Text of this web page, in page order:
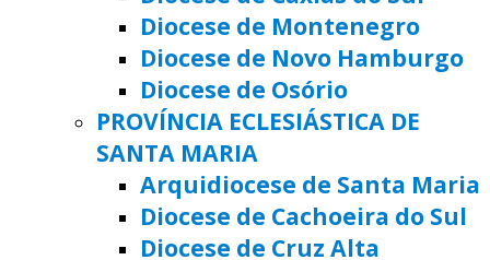
Diocese de Montenegro
Diocese de Novo Hamburgo
Diocese de Osório
PROVÍNCIA ECLESIÁSTICA DE
SANTA MARIA
Arquidiocese de Santa Maria
Diocese de Cachoeira do Sul
Diocese de Cruz Alta